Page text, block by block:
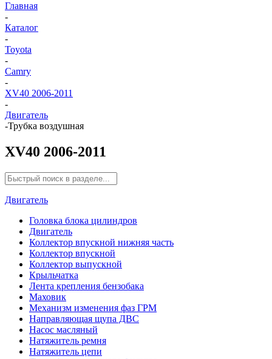
Главная
-
Каталог
-
Toyota
-
Camry
-
XV40 2006-2011
-
Двигатель
-Трубка воздушная
XV40 2006-2011
Двигатель
Головка блока цилиндров
Двигатель
Коллектор впускной нижняя часть
Коллектор впускной
Коллектор выпускной
Крыльчатка
Лента крепления бензобака
Маховик
Механизм изменения фаз ГРМ
Направляющая щупа ДВС
Насос масляный
Натяжитель ремня
Натяжитель цепи